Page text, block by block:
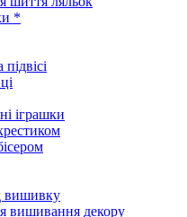
*
іграшки
вишивку
вишивання декору